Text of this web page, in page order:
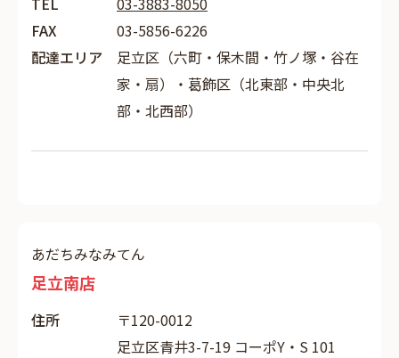
FAX
03-5856-6226
配達エリア
足立区（六町・保木間・竹ノ塚・谷在
家・扇）・葛飾区（北東部・中央北
部・北西部）
あだちみなみてん
足立南店
住所
〒120-0012
足立区青井3-7-19 コーポY・S 101